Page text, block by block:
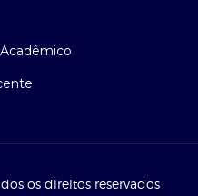
os direitos reservados